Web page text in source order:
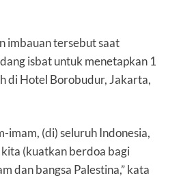
imbauan tersebut saat
isbat untuk menetapkan 1
di Hotel Borobudur, Jakarta,
imam, (di) seluruh Indonesia,
kita (kuatkan berdoa bagi
dan bangsa Palestina,” kata